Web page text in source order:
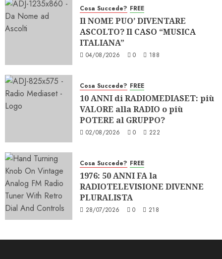
Cosa Succede? FREE
Il NOME PUO’ DIVENTARE
ASCOLTO? Il CASO “MUSICA
ITALIANA”
04/08/2026 0 188
Cosa Succede? FREE
10 ANNI di RADIOMEDIASET: più
VALORE alla RADIO o più
POTERE al GRUPPO?
02/08/2026 0 222
Cosa Succede? FREE
1976: 50 ANNI FA la
RADIOTELEVISIONE DIVENNE
PLURALISTA
28/07/2026 0 218